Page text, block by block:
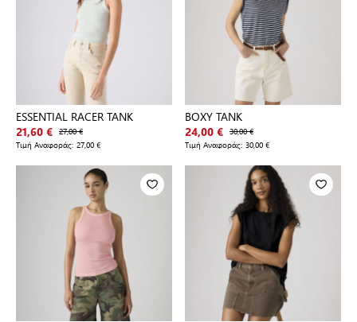
ESSENTIAL RACER TANK
21,60 € 27,00 €
Τιμή Αναφοράς: 27,00 €
BOXY TANK
24,00 € 30,00 €
Τιμή Αναφοράς: 30,00 €